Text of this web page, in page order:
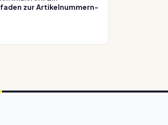
zur Artikelnummern-